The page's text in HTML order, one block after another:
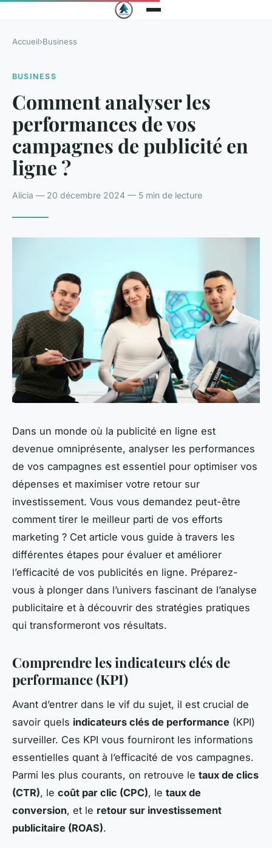
Accueil›Business
BUSINESS
Comment analyser les
performances de vos
campagnes de publicité en
ligne ?
Alicia — 20 décembre 2024 — 5 min de lecture
Dans un monde où la publicité en ligne est
devenue omniprésente, analyser les performances
de vos campagnes est essentiel pour optimiser vos
dépenses et maximiser votre retour sur
investissement. Vous vous demandez peut-être
comment tirer le meilleur parti de vos efforts
marketing ? Cet article vous guide à travers les
différentes étapes pour évaluer et améliorer
l’efficacité de vos publicités en ligne. Préparez-
vous à plonger dans l’univers fascinant de l’analyse
publicitaire et à découvrir des stratégies pratiques
qui transformeront vos résultats.
Comprendre les indicateurs clés de
performance (KPI)
Avant d’entrer dans le vif du sujet, il est crucial de
savoir quels indicateurs clés de performance (KPI)
surveiller. Ces KPI vous fourniront les informations
essentielles quant à l’efficacité de vos campagnes.
Parmi les plus courants, on retrouve le taux de clics
(CTR), le coût par clic (CPC), le taux de
conversion, et le retour sur investissement
publicitaire (ROAS).